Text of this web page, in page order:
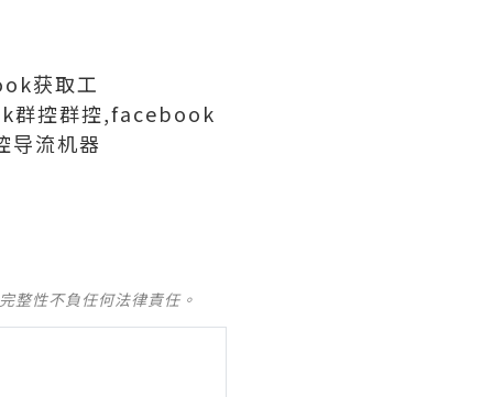
获取工
群控群控,facebook
流机器
整性不負任何法律責任。